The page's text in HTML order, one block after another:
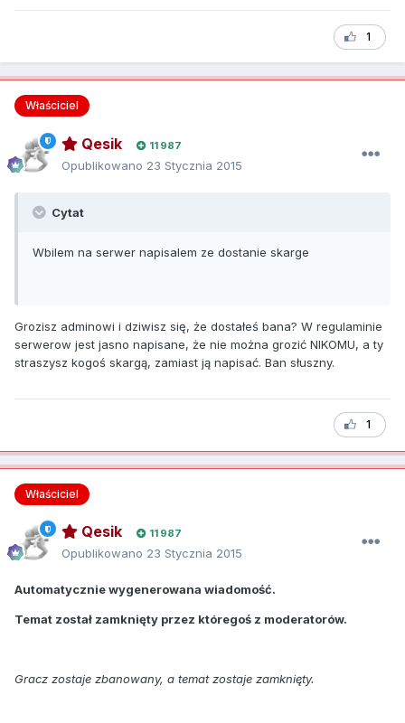
1
Właściciel
Qesik 11 987
Opublikowano 23 Stycznia 2015
Cytat
Wbilem na serwer napisalem ze dostanie skarge
Grozisz adminowi i dziwisz się, że dostałeś bana? W regulaminie
serwerow jest jasno napisane, że nie można grozić NIKOMU, a ty
straszysz kogoś skargą, zamiast ją napisać. Ban słuszny.
1
Właściciel
Qesik 11 987
Opublikowano 23 Stycznia 2015
Automatycznie wygenerowana wiadomość.
Temat został zamknięty przez któregoś z moderatorów.
Gracz zostaje zbanowany, a temat zostaje zamknięty.